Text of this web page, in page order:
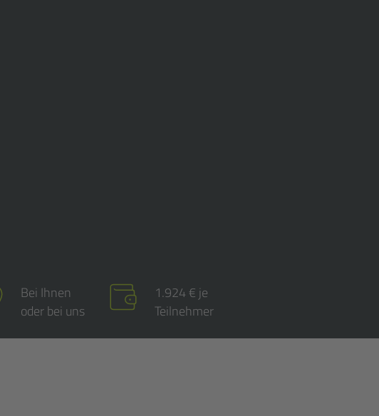
Bei Ihnen
oder bei uns
1.924 € je
Teilnehmer